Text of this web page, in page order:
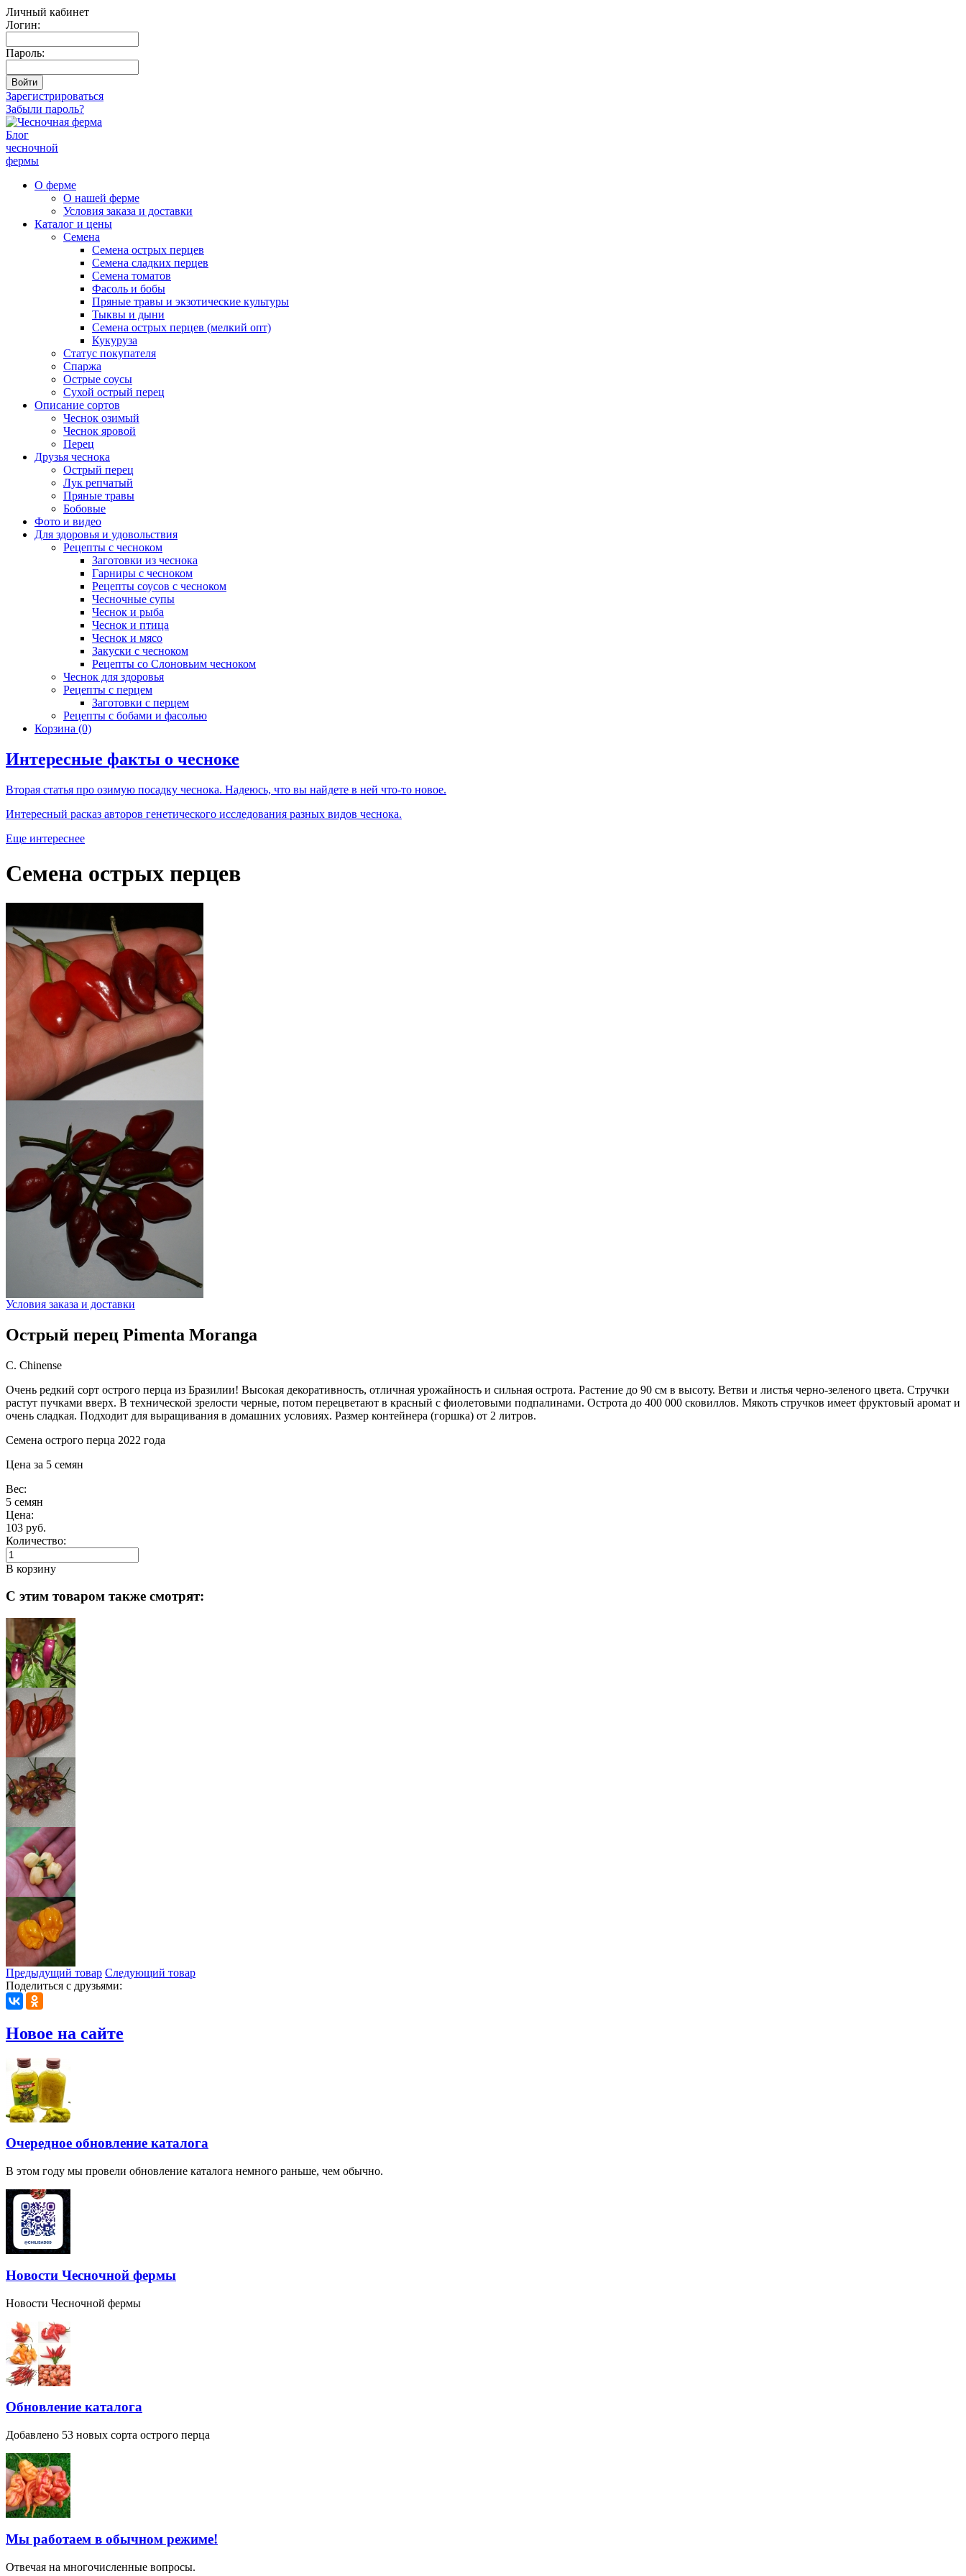
Личный кабинет
Логин:
Пароль:
Зарегистрироваться
Забыли пароль?
Блог
чесночной
фермы
О ферме
О нашей ферме
Условия заказа и доставки
Каталог и цены
Семена
Семена острых перцев
Семена сладких перцев
Семена томатов
Фасоль и бобы
Пряные травы и экзотические культуры
Тыквы и дыни
Семена острых перцев (мелкий опт)
Кукуруза
Статус покупателя
Спаржа
Острые соусы
Сухой острый перец
Описание сортов
Чеснок озимый
Чеснок яровой
Перец
Друзья чеснока
Острый перец
Лук репчатый
Пряные травы
Бобовые
Фото и видео
Для здоровья и удовольствия
Рецепты с чесноком
Заготовки из чеснока
Гарниры с чесноком
Рецепты соусов с чесноком
Чесночные супы
Чеснок и рыба
Чеснок и птица
Чеснок и мясо
Закуски с чесноком
Рецепты со Слоновьим чесноком
Чеснок для здоровья
Рецепты с перцем
Заготовки с перцем
Рецепты с бобами и фасолью
Корзина (0)
Интересные факты о чесноке
Вторая статья про озимую посадку чеснока. Надеюсь, что вы найдете в ней что-то новое.
Интересный расказ авторов генетического исследования разных видов чеснока.
Еще интереснее
Семена острых перцев
Условия заказа и доставки
Острый перец Pimenta Moranga
С. Chinense
Очень редкий сорт острого перца из Бразилии! Высокая декоративность, отличная урожайность и сильная острота. Растение до 90 см в высоту. Ветви и листья черно-зеленого цвета. Стручки
растут пучками вверх. В технической зрелости черные, потом перецветают в красный с фиолетовыми подпалинами. Острота до 400 000 сковиллов. Мякоть стручков имеет фруктовый аромат и
очень сладкая. Подходит для выращивания в домашних условиях. Размер контейнера (горшка) от 2 литров.
Семена острого перца 2022 года
Цена за 5 семян
Вес:
5 семян
Цена:
103 руб.
Количество:
В корзину
С этим товаром также смотрят:
Предыдущий товар Следующий товар
Поделиться с друзьями:
Новое на сайте
Очередное обновление каталога
В этом году мы провели обновление каталога немного раньше, чем обычно.
Новости Чесночной фермы
Новости Чесночной фермы
Обновление каталога
Добавлено 53 новых сорта острого перца
Мы работаем в обычном режиме!
Отвечая на многочисленные вопросы.